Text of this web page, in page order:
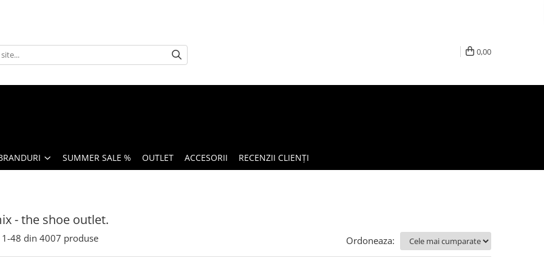
0,00
SUMMER SALE % OUTLET ACCESORII RECENZII CLIENȚI
- the shoe outlet.
1-48 din 4007 produse Ordoneaza: